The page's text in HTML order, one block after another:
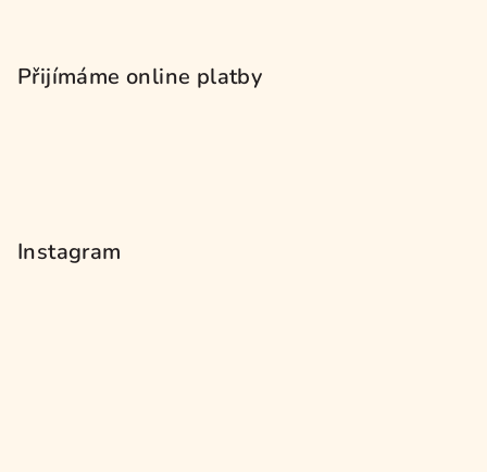
Přijímáme online platby
Instagram